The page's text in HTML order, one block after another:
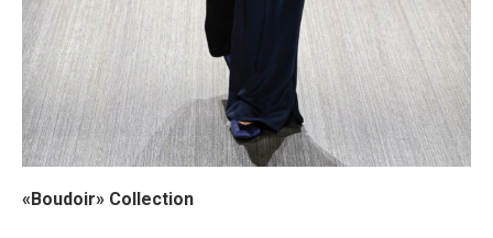
«Boudoir» Collection